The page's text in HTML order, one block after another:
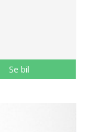
Se bil